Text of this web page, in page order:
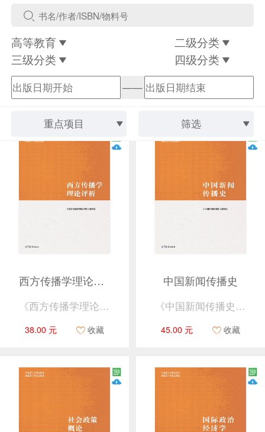
高等教育
二级分类
三级分类
四级分类
——
重点项目 筛选
西方传播学理论评析
《西方传播学理论评析》编写组
38.00 元 收藏
中国新闻传播史
《中国新闻传播史》编写组
45.00 元 收藏